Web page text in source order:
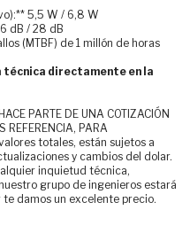
5,5 W / 6,8 W
dB / 28 dB
(MTBF) de 1 millón de horas
técnica directamente en la
PARTE DE UNA COTIZACIÓN
REFERENCIA, PARA
valores totales, están sujetos a
y cambios del dolar.
inquietud técnica,
grupo de ingenieros estará
damos un excelente precio.